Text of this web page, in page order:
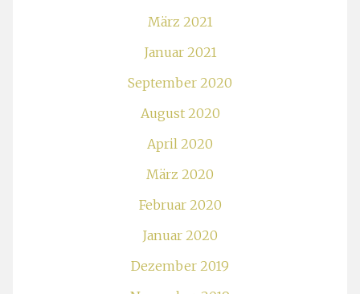
März 2021
Januar 2021
September 2020
August 2020
April 2020
März 2020
Februar 2020
Januar 2020
Dezember 2019